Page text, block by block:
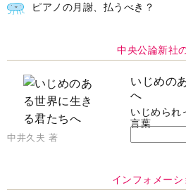
ピアノの月謝、払うべき？
中央公論新社
いじめの
へ
いじめられ
言葉
中井久夫 著
インフォメーシ